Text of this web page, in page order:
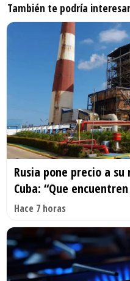
También te podría
Rusia pone precio a
Cuba: “Que
Hace 7 horas